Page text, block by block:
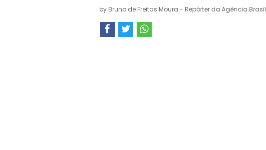
by Bruno de Freitas Moura - Repórter da Agência Brasil